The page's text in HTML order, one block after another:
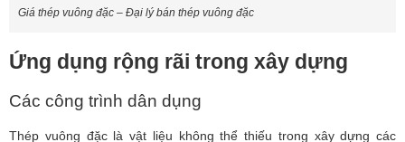
Giá thép vuông đặc – Đại lý bán thép vuông đặc
Ứng dụng rộng rãi trong xây dựng
Các công trình dân dụng
Thép vuông đặc là vật liệu không thể thiếu trong xây dựng các